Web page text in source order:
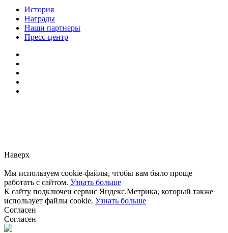
История
Награды
Наши партнеры
Пресс-центр
Наверх
Мы используем cookie-файлы, чтобы вам было проще
работать с сайтом. Узнать больше
К сайту подключен сервис Яндекс.Метрика, который также
использует файлы cookie. Узнать больше
Согласен
Согласен